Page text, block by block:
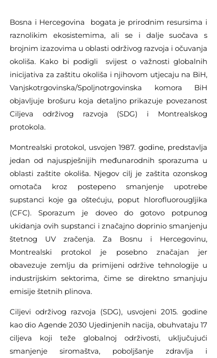
Bosna i Hercegovina bogata je prirodnim resursima i
raznolikim ekosistemima, ali se i dalje suočava s
brojnim izazovima u oblasti održivog razvoja i očuvanja
okoliša. Kako bi podigli svijest o važnosti globalnih
inicijativa za zaštitu okoliša i njihovom utjecaju na BiH,
Vanjskotrgovinska/Spoljnotrgovinska komora BiH
objavljuje brošuru koja detaljno prikazuje povezanost
Ciljeva održivog razvoja (SDG) i Montrealskog
protokola.
Montrealski protokol, usvojen 1987. godine, predstavlja
jedan od najuspješnijih međunarodnih sporazuma u
oblasti zaštite okoliša. Njegov cilj je zaštita ozonskog
omotača kroz postepeno smanjenje upotrebe
supstanci koje ga oštećuju, poput hlorofluorougljika
(CFC). Sporazum je doveo do gotovo potpunog
ukidanja ovih supstanci i značajno doprinio smanjenju
štetnog UV zračenja. Za Bosnu i Hercegovinu,
Montrealski protokol je posebno značajan jer
obavezuje zemlju da primijeni održive tehnologije u
industrijskim sektorima, čime se direktno smanjuju
emisije štetnih plinova.
Ciljevi održivog razvoja (SDG), usvojeni 2015. godine
kao dio Agende 2030 Ujedinjenih nacija, obuhvataju 17
ciljeva koji teže globalnoj održivosti, uključujući
smanjenje siromaštva, poboljšanje zdravlja i